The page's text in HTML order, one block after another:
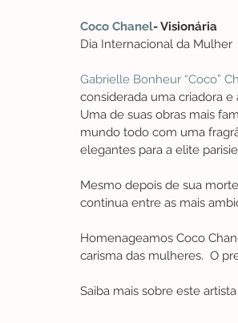
Coco Chanel- Visionária
Dia Internacional da Mulher
Gabrielle Bonheur “Coco”
considerada uma criadora
Uma de suas obras mais
mundo todo com uma
elegantes para a elite
Mesmo depois de sua
continua entre as mais
Homenageamos Coco
carisma das mulheres.  O
Saiba mais sobre este artista